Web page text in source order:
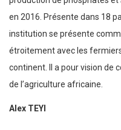
en 2016. Présente dans 18
institution se présente
étroitement avec les
continent. Il a pour vision de
de l’agriculture africaine.
Alex TEYI